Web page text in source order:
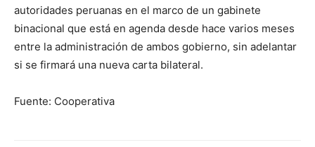
autoridades peruanas en el marco de un gabinete
binacional que está en agenda desde hace varios meses
entre la administración de ambos gobierno, sin adelantar
si se firmará una nueva carta bilateral.
Fuente: Cooperativa